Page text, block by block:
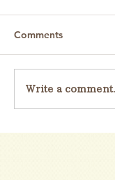
Comments
Write a comment...